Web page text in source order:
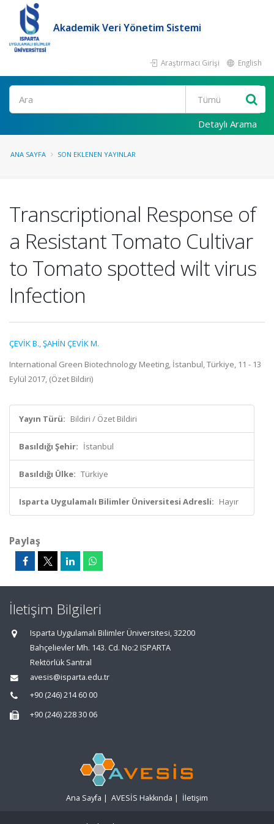
Akademik Veri Yönetim Sistemi
Araştırmacı Girişi English
Ara
Detaylı Arama
ANA SAYFA SON EKLENEN YAYINLAR
Transcriptional Response of
a Resistant Tomato Cultivar
to Tomato spotted wilt virus
Infection
ÇEVİK B.,ŞAHİN ÇEVİK M.
International Green Biotechnology Meeting, İstanbul, Türkiye, 11 - 13
Eylül 2017, (Özet Bildiri)
Yayın Türü: Bildiri / Özet Bildiri
Basıldığı Şehir: İstanbul
Basıldığı Ülke: Türkiye
Isparta Uygulamalı Bilimler Üniversitesi Adresli: Hayır
Paylaş
İletişim Bilgileri
Isparta Uygulamalı Bilimler Üniversitesi, 32200
Bahçelievler Mh. 143. Cd. No:2 ISPARTA
Rektörlük Santral
avesis@isparta.edu.tr
+90 (246) 214 60 00
+90 (246) 228 30 06
Ana Sayfa | AVESİS Hakkında | İletişim